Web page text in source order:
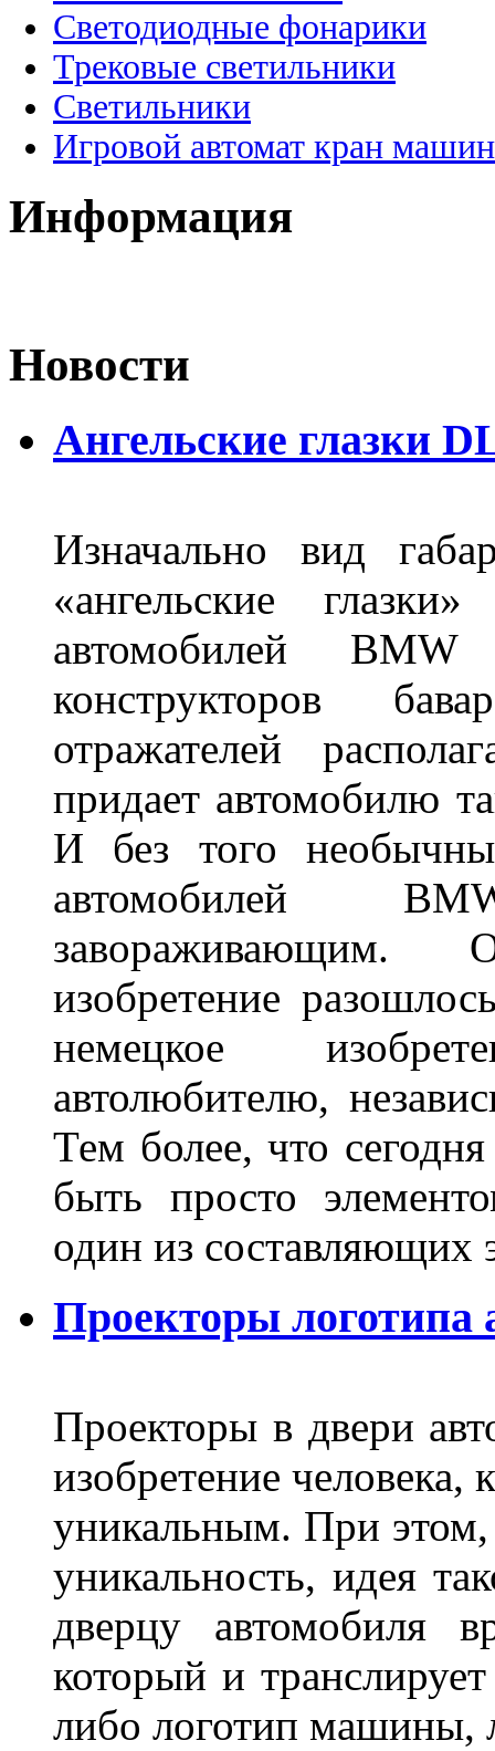
Светодиодные фонарики
Трековые светильники
Светильники
Игровой автомат кран
Информация
Новости
Ангельские глазки
Изначально вид
«ангельские
автомобилей
конструкторов
отражателей
придает автомобилю
И без того
автомобилей
завораживающим.
изобретение
немецкое
автолюбителю,
Тем более, что сегодня
быть просто
один из
Проекторы логотипа
Проекторы в двери
изобретение человека,
уникальным. При этом,
уникальность, идея
дверцу автомобиля
который и
либо логотип машины,